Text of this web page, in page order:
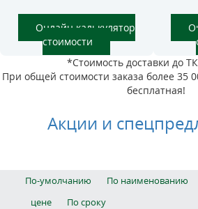
Онлайн калькулятор
стоимости
*Стоимость доставки до
При общей стоимости заказа более 35
бесплатная!
Акции и
По-умолчанию По наименованию
цене
По сроку